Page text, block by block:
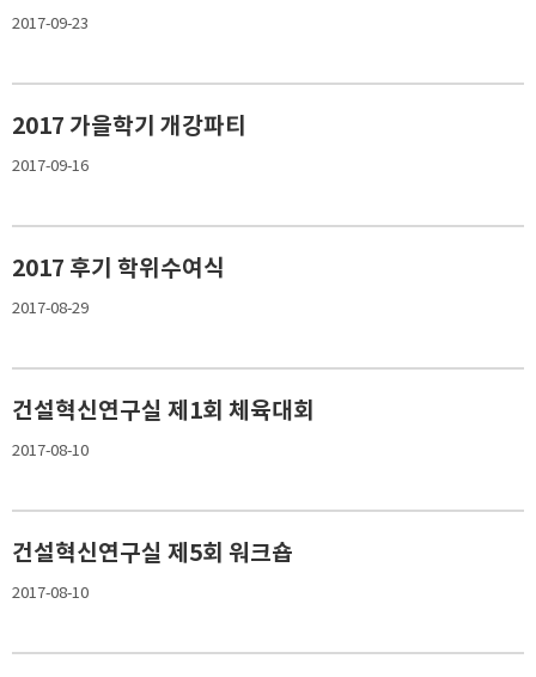
2017-09-23
2017 가을학기 개강파티
2017-09-16
2017 후기 학위수여식
2017-08-29
건설혁신연구실 제1회 체육대회
2017-08-10
건설혁신연구실 제5회 워크숍
2017-08-10